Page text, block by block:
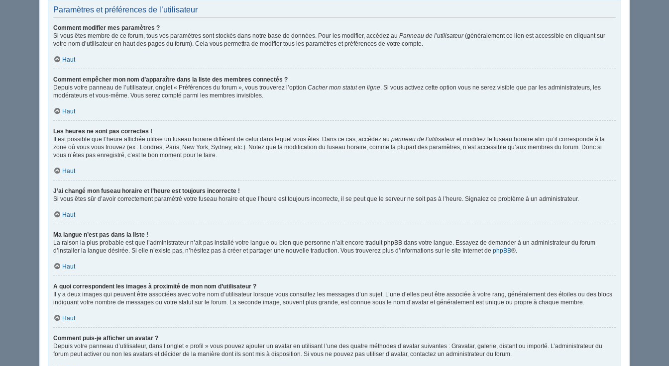
Paramètres et préférences de l’utilisateur
Comment modifier mes paramètres ?
Si vous êtes membre de ce forum, tous vos paramètres sont stockés dans notre base de données. Pour les modifier, accédez au Panneau de l’utilisateur(généralement ce lien est accessible en cliquant sur
votre nom d’utilisateur en haut des pages du forum). Cela vous permettra de modifier tous les paramètres et préférences de votre compte.
Haut
Comment empêcher mon nom d’apparaître dans la liste des membres connectés ?
Depuis votre panneau de l’utilisateur, onglet « Préférences du forum », vous trouverez l’option Cacher mon statut en ligne. Si vous activez cette option vous ne serez visible que par les administrateurs, les
modérateurs et vous-même. Vous serez compté parmi les membres invisibles.
Haut
Les heures ne sont pas correctes !
Il est possible que l’heure affichée utilise un fuseau horaire différent de celui dans lequel vous êtes. Dans ce cas, accédez au panneau de l’utilisateuret modifiez le fuseau horaire afin qu’il corresponde à la
zone où vous vous trouvez (ex : Londres, Paris, New York, Sydney, etc.). Notez que la modification du fuseau horaire, comme la plupart des paramètres, n’est accessible qu’aux membres du forum. Donc si
vous n’êtes pas enregistré, c’est le bon moment pour le faire.
Haut
J’ai changé mon fuseau horaire et l’heure est toujours incorrecte !
Si vous êtes sûr d’avoir correctement paramétré votre fuseau horaire et que l’heure est toujours incorrecte, il se peut que le serveur ne soit pas à l’heure. Signalez ce problème à un administrateur.
Haut
Ma langue n’est pas dans la liste !
La raison la plus probable est que l’administrateur n’ait pas installé votre langue ou bien que personne n’ait encore traduit phpBB dans votre langue. Essayez de demander à un administrateur du forum
d’installer la langue désirée. Si elle n’existe pas, n’hésitez pas à créer et partager une nouvelle traduction. Vous trouverez plus d’informations sur le site Internet de phpBB®.
Haut
A quoi correspondent les images à proximité de mon nom d’utilisateur ?
Il y a deux images qui peuvent être associées avec votre nom d’utilisateur lorsque vous consultez les messages d’un sujet. L’une d’elles peut être associée à votre rang, généralement des étoiles ou des blocs
indiquant votre nombre de messages ou votre statut sur le forum. La seconde image, souvent plus grande, est connue sous le nom d’avatar et généralement est unique ou propre à chaque membre.
Haut
Comment puis-je afficher un avatar ?
Depuis votre panneau d’utilisateur, dans l’onglet « profil » vous pouvez ajouter un avatar en utilisant l’une des quatre méthodes d’avatar suivantes : Gravatar, galerie, distant ou importé. L’administrateur du
forum peut activer ou non les avatars et décider de la manière dont ils sont mis à disposition. Si vous ne pouvez pas utiliser d’avatar, contactez un administrateur du forum.